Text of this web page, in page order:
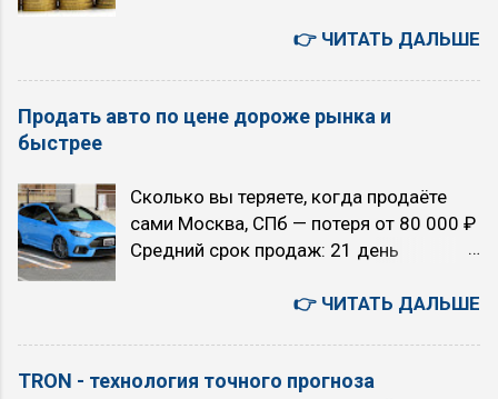
блога «TRON в зоне RUбля»
точного прогноза землетрясений TRON
2007 года) 00:41:21 Сценарии
будущего на 5 лет. Позитивный
сценарий. ИИ остается под контролем
осуществляющие контроль, являются
остается под контролем людей.
ликвидное объявление до его выкупа
переплачиваете не за машину, а за то,
начинает интересоваться продажей
авто ↓ «ПАПА» показывает ему ваше
предложение ↓ Продавец звонит вам
желаемый авто ↓ Вы покупаете
радиусе любого региона. ПОЧЕМУ
👉 ЧИТАТЬ ДАЛЬШЕ
Продать авто по цене дороже рынка и
быстрее
Сколько вы теряете, когда продаёте
сами Москва, СПб — потеря от 80 000 ₽
Средний срок продаж: 21 день
120 000 ₽ Средний срок продаж: 47
дня 🚫 80% звонков по объявлению —
👉 ЧИТАТЬ ДАЛЬШЕ
TRON - технология точного прогноза